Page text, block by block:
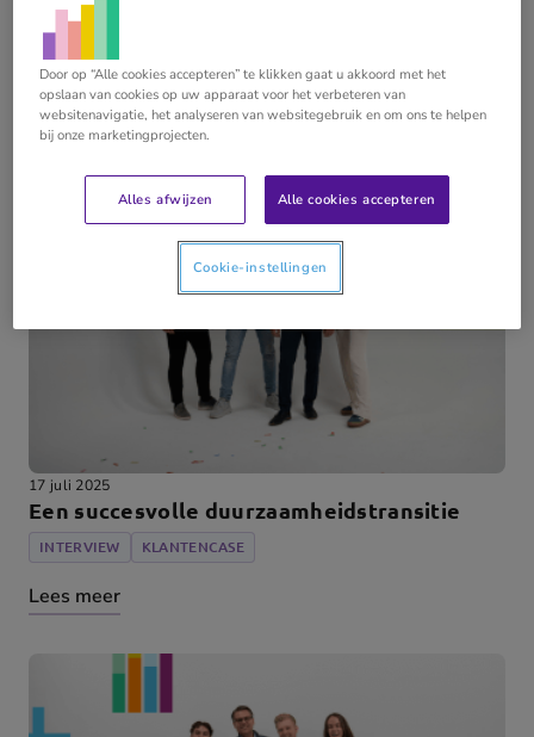
Meer resources door Dewi
Vermeulen
17 juli 2025
Een succesvolle duurzaamheidstransitie
INTERVIEW KLANTENCASE
Lees meer
Door op “Alle cookies accepteren” te klikken gaat u akkoord met het
opslaan van cookies op uw apparaat voor het verbeteren van
websitenavigatie, het analyseren van websitegebruik en om ons te helpen
bij onze marketingprojecten.
Alles afwijzen Alle cookies accepteren
Cookie-instellingen